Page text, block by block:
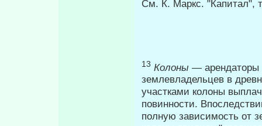
См. К. Маркс. "Капитал",
13 Колоны — арендаторы
землевладельцев в
участками колоны
повинности.
полную зависи­мость от